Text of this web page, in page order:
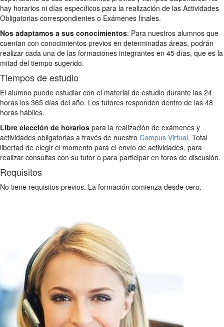
hay horarios ni días específicos para la realización de las Actividades
Obligatorias correspondientes o Exámenes finales.
Nos adaptamos a sus conocimientos: Para nuestros alumnos que
cuentan con conocimientos previos en determinadas áreas, podrán
realizar cada una de las formaciones integrantes en 45 días, que es la
mitad del tiempo sugerido.
Tiempos de estudio
El alumno puede estudiar con el material de estudio durante las 24
horas los 365 días del año. Los tutores responden dentro de las 48
horas hábiles.
Libre elección de horarios para la realización de exámenes y
actividades obligatorias a través de nuestro Campus Virtual. Total
libertad de elegir el momento para el envío de actividades, para
realizar consultas con su tutor o para participar en foros de discusión.
Requisitos
No tiene requisitos previos. La formación comienza desde cero.